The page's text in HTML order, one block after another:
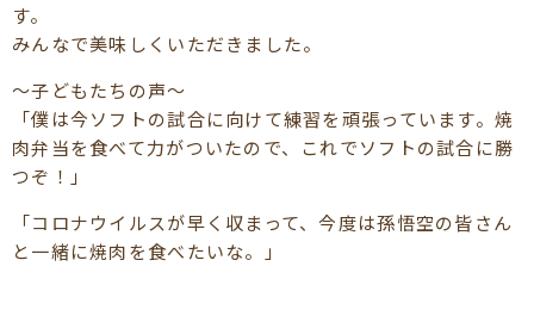
す。
みんなで美味しくいただきました。
～子どもたちの声～
「僕は今ソフトの試合に向けて練習を頑張っています。焼
肉弁当を食べて力がついたので、これでソフトの試合に勝
つぞ！」
「コロナウイルスが早く収まって、今度は孫悟空の皆さん
と一緒に焼肉を食べたいな。」